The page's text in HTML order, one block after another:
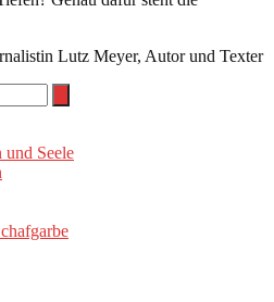
Lutz Meyer, Autor und Texter
Seele